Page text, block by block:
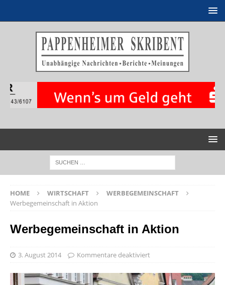
HOME WIRTSCHAFT
WERBEGEMEINSCHAFT
Werbegemeinschaft in Aktion
Werbegemeinschaft in Aktion
3. August 2014 Kommentare deaktiviert